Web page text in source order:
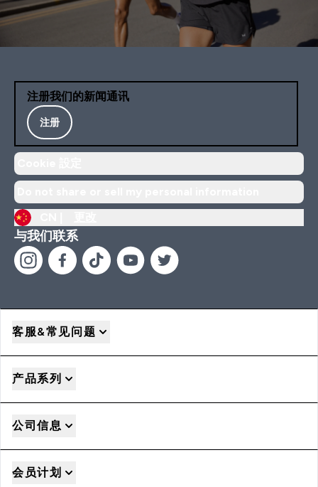
注册我们的新闻通讯
注册
与我们联系
客服&常见问题
产品系列
公司信息
会员计划